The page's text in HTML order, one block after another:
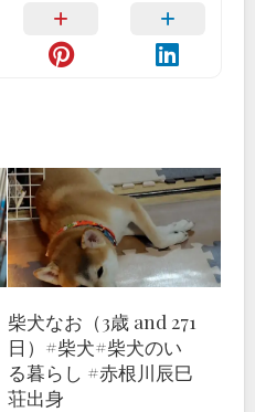
柴犬なお（3歳 and 271
日）#柴犬#柴犬のい
る暮らし #赤根川辰巳
荘出身